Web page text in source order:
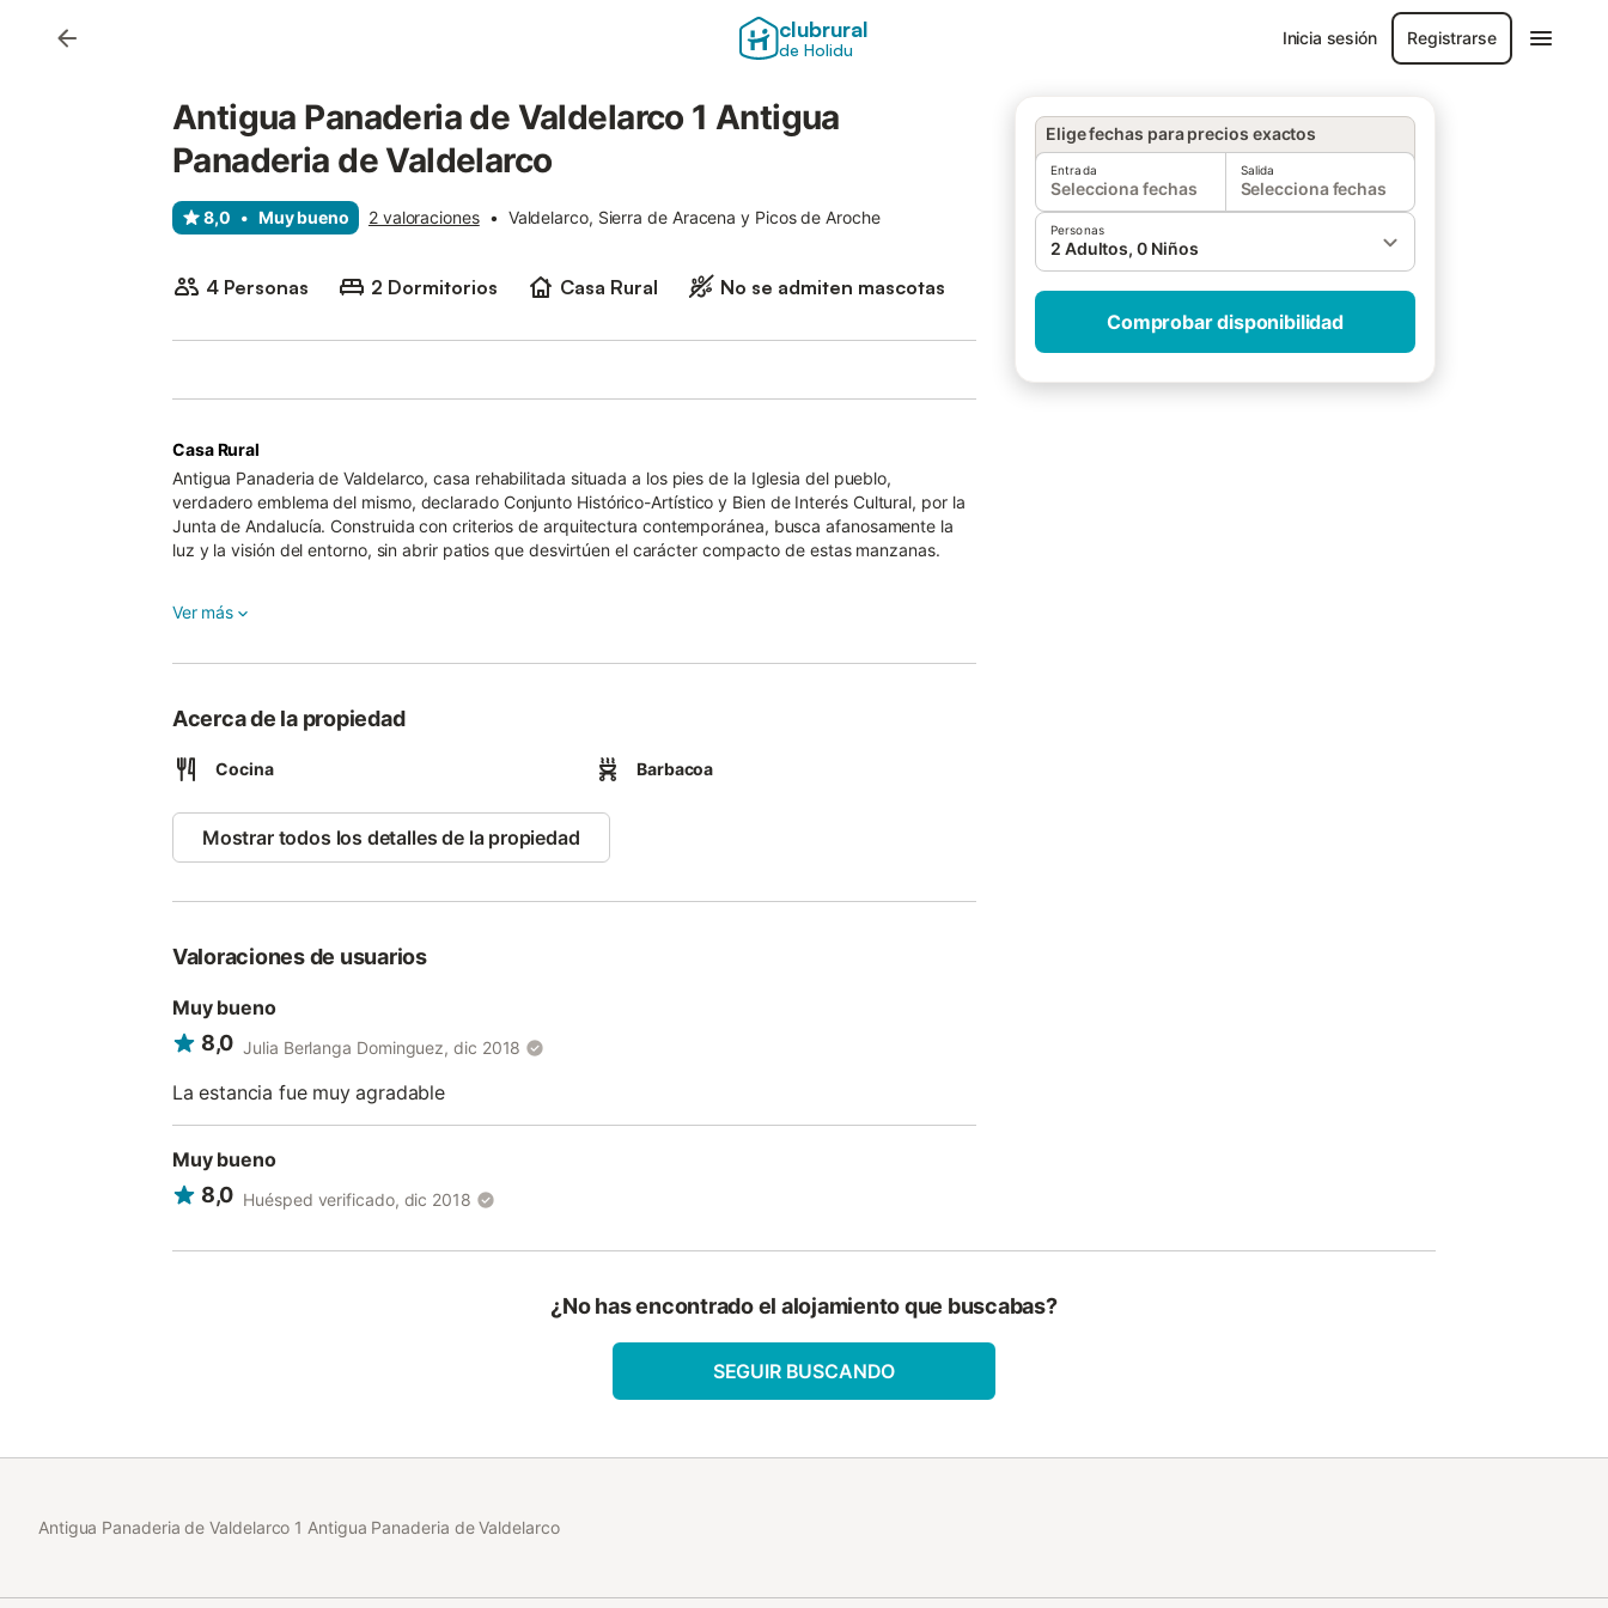
clubrural
de Holidu
Inicia sesión Registrarse
Antigua Panaderia de Valdelarco 1 Antigua
Panaderia de Valdelarco
8,0 • Muy bueno 2 valoraciones • Valdelarco, Sierra de Aracena y Picos de Aroche
4 Personas 2 Dormitorios Casa Rural No se admiten mascotas
Elige fechas para precios exactos
Entrada
Selecciona fechas
Salida
Selecciona fechas
Personas
2 Adultos, 0 Niños
Comprobar disponibilidad
Casa Rural
Antigua Panaderia de Valdelarco, casa rehabilitada situada a los pies de la Iglesia del pueblo,
verdadero emblema del mismo, declarado Conjunto Histórico-Artístico y Bien de Interés Cultural, por la
Junta de Andalucía. Construida con criterios de arquitectura contemporánea, busca afanosamente la
luz y la visión del entorno, sin abrir patios que desvirtúen el carácter compacto de estas manzanas.
habitación. Primera planta, desde el salón, se accede a la terraza, con vistas al "Lomero", y a la Iglesia,
madera. Los objetos y útiles de la panadería, encontrados en las ruinas, han sido restaurados.">
Ver más
Acerca de la propiedad
Cocina Barbacoa
Mostrar todos los detalles de la propiedad
Valoraciones de usuarios
Muy bueno
8,0 Julia Berlanga Dominguez, dic 2018
La estancia fue muy agradable
Muy bueno
8,0 Huésped verificado, dic 2018
¿No has encontrado el alojamiento que buscabas?
SEGUIR BUSCANDO
Antigua Panaderia de Valdelarco 1 Antigua Panaderia de Valdelarco